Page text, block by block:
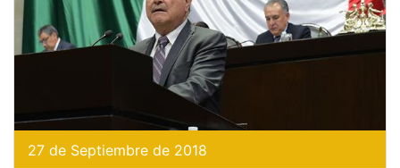
27 de Septiembre de 2018